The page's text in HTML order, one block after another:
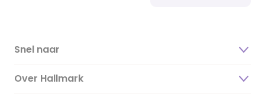
Snel naar
Over Hallmark